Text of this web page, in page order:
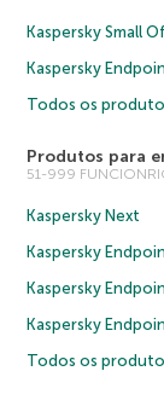
Kaspersky Small
Kaspersky
Todos os
Produtos para
51-999
Kaspersky Next
Kaspersky
Kaspersky
Kaspersky
Todos os